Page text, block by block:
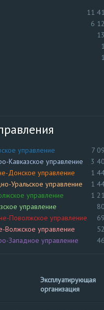
11
6
управление
7
Кавказское управление
3
Донское управление
1
Уральское управление
1
управление
1
управление
Поволжское управление
Волжское управление
Западное управление
управление
Эксплуатирующая
организация